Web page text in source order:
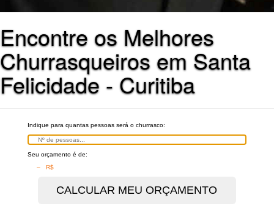
Encontre os Melhores
Churrasqueiros em Santa
Felicidade - Curitiba
Indique para quantas pessoas será o churrasco:
Seu orçamento é de:
– R$